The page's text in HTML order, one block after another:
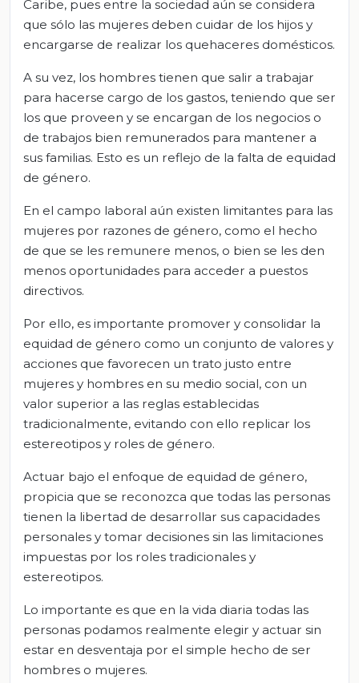
Caribe, pues entre la sociedad aún se considera
que sólo las mujeres deben cuidar de los hijos y
encargarse de realizar los quehaceres domésticos.
A su vez, los hombres tienen que salir a trabajar
para hacerse cargo de los gastos, teniendo que ser
los que proveen y se encargan de los negocios o
de trabajos bien remunerados para mantener a
sus familias. Esto es un reflejo de la falta de equidad
de género.
En el campo laboral aún existen limitantes para las
mujeres por razones de género, como el hecho
de que se les remunere menos, o bien se les den
menos oportunidades para acceder a puestos
directivos.
Por ello, es importante promover y consolidar la
equidad de género como un conjunto de valores y
acciones que favorecen un trato justo entre
mujeres y hombres en su medio social, con un
valor superior a las reglas establecidas
tradicionalmente, evitando con ello replicar los
estereotipos y roles de género.
Actuar bajo el enfoque de equidad de género,
propicia que se reconozca que todas las personas
tienen la libertad de desarrollar sus capacidades
personales y tomar decisiones sin las limitaciones
impuestas por los roles tradicionales y
estereotipos.
Lo importante es que en la vida diaria todas las
personas podamos realmente elegir y actuar sin
estar en desventaja por el simple hecho de ser
hombres o mujeres.